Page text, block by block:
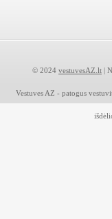
© 2024 vestuvesAZ.lt |
Vestuves AZ - patogus